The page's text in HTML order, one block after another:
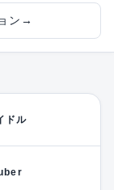
ン →
ドル